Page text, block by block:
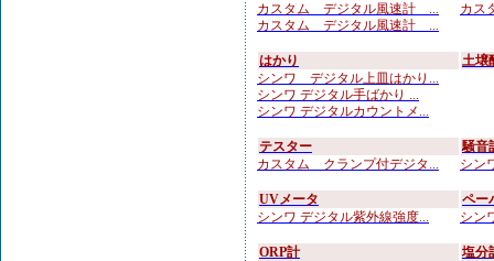
カスタム デジタル風速計 ...
カスタム デジタル風速計 ...
カス
はかり
シンワ デジタル上皿はかり...
シンワ デジタル手ばかり ...
シンワ デジタルカウントメ...
土壌
テスター
カスタム クランプ付デジタ...
騒音
シン
UVメータ
シンワ デジタル紫外線強度...
ペー
シン
ORP計
塩分